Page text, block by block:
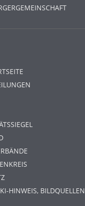
HINWEIS, BILDQUELLEN